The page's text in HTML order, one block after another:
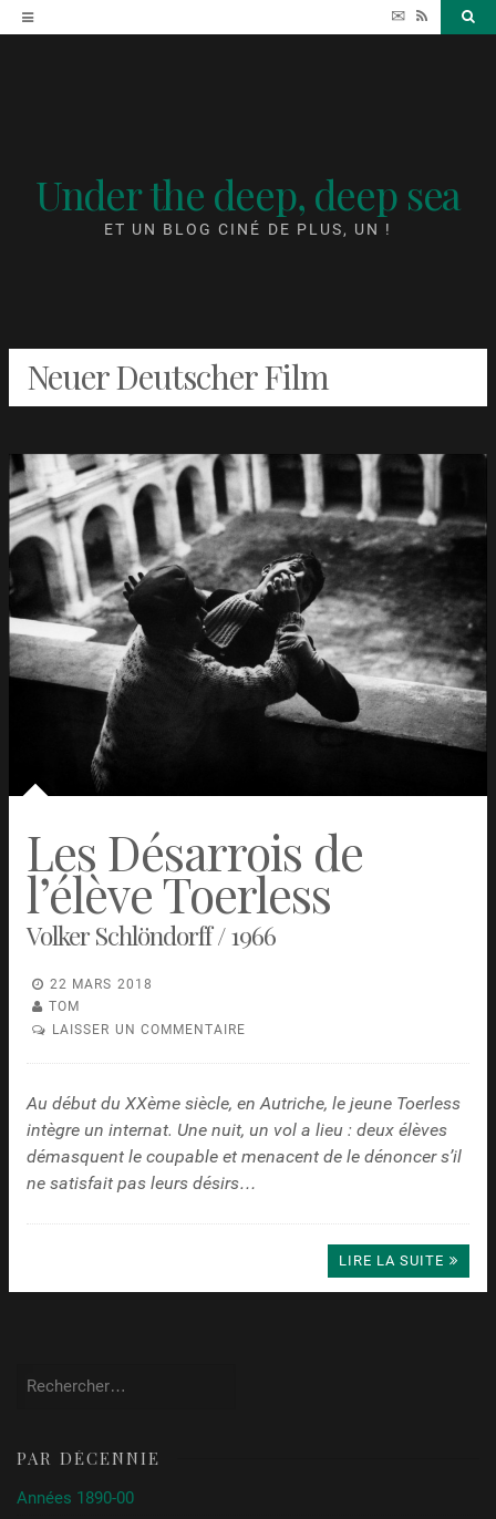
Accéder
au
✉ RSS
Under the deep, deep sea
ET UN BLOG CINÉ DE PLUS, UN !
Neuer Deutscher Film
Les Désarrois de
l’élève Toerless
Volker Schlöndorff / 1966
22 MARS 2018
TOM
LAISSER UN COMMENTAIRE
Au début du XXème siècle, en Autriche, le jeune Toerless
intègre un internat. Une nuit, un vol a lieu : deux élèves
démasquent le coupable et menacent de le dénoncer s’il
ne satisfait pas leurs désirs…
LIRE LA SUITE
PAR DÉCENNIE
Années 1890-00